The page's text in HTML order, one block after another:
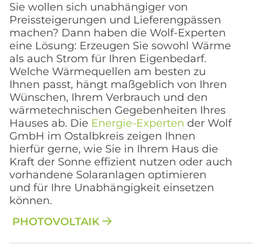
Sie wollen sich unabhängiger von
Preissteigerungen und Lieferengpässen
machen? Dann haben die Wolf-Experten
eine Lösung: Erzeugen Sie sowohl Wärme
als auch Strom für Ihren Eigenbedarf.
Welche Wärmequellen am besten zu
Ihnen passt, hängt maßgeblich von Ihren
Wünschen, Ihrem Verbrauch und den
wärmetechnischen Gegebenheiten Ihres
Hauses ab. Die Energie-Experten der Wolf
GmbH im Ostalbkreis zeigen Ihnen
hierfür gerne, wie Sie in Ihrem Haus die
Kraft der Sonne effizient nutzen oder auch
vorhandene Solaranlagen optimieren
und für Ihre Unabhängigkeit einsetzen
können.
PHOTOVOLTAIK